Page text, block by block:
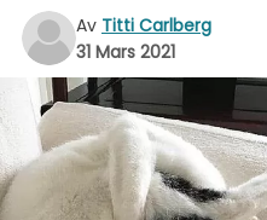
Av Titti Carlberg
31 Mars 2021